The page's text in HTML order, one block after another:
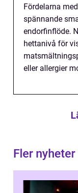
Fördelarna
spännande
endorfinflöde.
hettanivå för
eller allergier
Fler nyheter